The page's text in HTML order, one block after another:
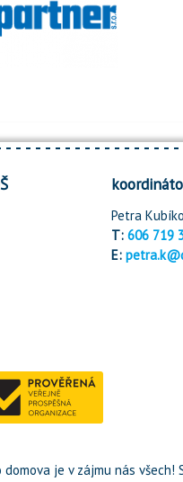
Petra
T:606 719
E:
je v zájmu nás všech!